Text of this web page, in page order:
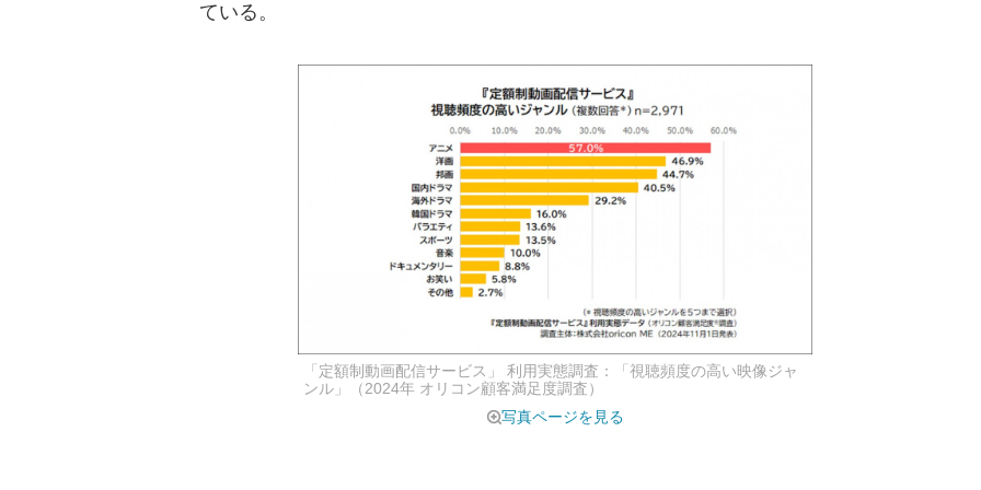
ている。
「定額制動画配信サービス」 利用実態調査：「視聴頻度の高い映像ジャ
ンル」（2024年 オリコン顧客満足度調査）
写真ページを見る